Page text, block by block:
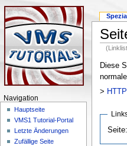
Diese
> HTTP
Seite:
Navigation
Hauptseite
VMS1 Tutorial-Portal
Letzte Änderungen
Zufällige Seite